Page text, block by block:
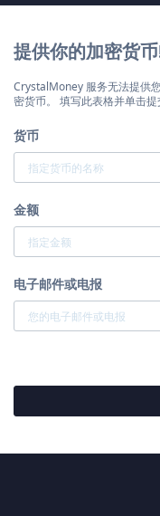
提供你的加密货
CrystalMoney 服务无法提供
密货币。 填写此表格并单击提
货币
金额
电子邮件或电报